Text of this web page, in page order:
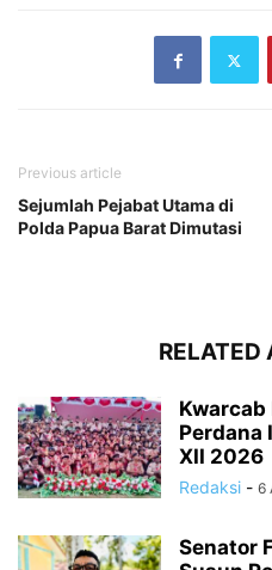
Previous article
Sejumlah Pejabat Utama di
Polda Papua Barat Dimutasi
RELATED
Perdana
XII 2026
Redaksi - 6
Senator